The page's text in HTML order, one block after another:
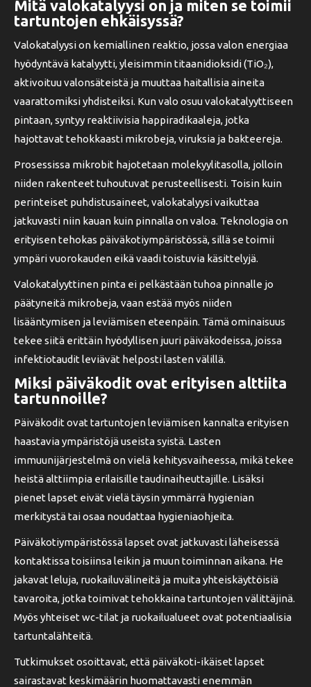
Mitä valokatalyysi on ja miten se toimii
tartuntojen ehkäisyssä?
Valokatalyysi on kemiallinen reaktio, jossa valon energiaa
hyödyntävä katalyytti, yleisimmin titaanidioksidi (TiO₂),
aktivoituu valonsäteistä ja muuttaa haitallisia aineita
vaarattomiksi yhdisteiksi. Kun valo osuu valokatalyyttiseen
pintaan, syntyy reaktiivisia happiradikaaleja, jotka
hajottavat tehokkaasti mikrobeja, viruksia ja bakteereja.
Prosessissa mikrobit hajotetaan molekyylitasolla, jolloin
niiden rakenteet tuhoutuvat perusteellisesti. Toisin kuin
perinteiset puhdistusaineet, valokatalyysi vaikuttaa
jatkuvasti niin kauan kuin pinnalla on valoa. Teknologia on
erityisen tehokas päiväkotiympäristössä, sillä se toimii
ympäri vuorokauden eikä vaadi toistuvia käsittelyjä.
Valokatalyyttinen pinta ei pelkästään tuhoa pinnalle jo
päätyneitä mikrobeja, vaan estää myös niiden
lisääntymisen ja leviämisen eteenpäin. Tämä ominaisuus
tekee siitä erittäin hyödyllisen juuri päiväkodeissa, joissa
infektiotaudit leviävät helposti lasten välillä.
Miksi päiväkodit ovat erityisen alttiita
tartunnoille?
Päiväkodit ovat tartuntojen leviämisen kannalta erityisen
haastavia ympäristöjä useista syistä. Lasten
immuunijärjestelmä on vielä kehitysvaiheessa, mikä tekee
heistä alttiimpia erilaisille taudinaiheuttajille. Lisäksi
pienet lapset eivät vielä täysin ymmärrä hygienian
merkitystä tai osaa noudattaa hygieniaohjeita.
Päiväkotiympäristössä lapset ovat jatkuvasti läheisessä
kontaktissa toisiinsa leikin ja muun toiminnan aikana. He
jakavat leluja, ruokailuvälineitä ja muita yhteiskäyttöisiä
tavaroita, jotka toimivat tehokkaina tartuntojen välittäjinä.
Myös yhteiset wc-tilat ja ruokailualueet ovat potentiaalisia
tartuntalähteitä.
Tutkimukset osoittavat, että päiväkoti-ikäiset lapset
sairastavat keskimäärin huomattavasti enemmän